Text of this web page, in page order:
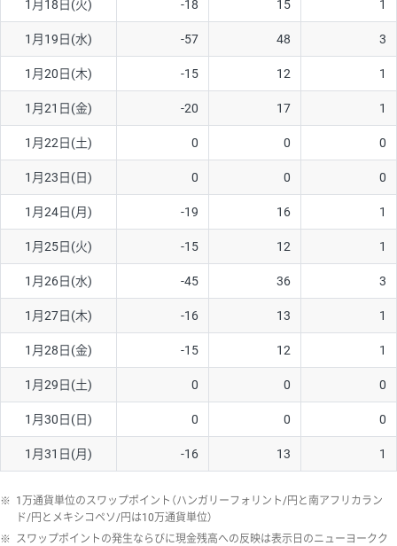
1月18日(火) -18 15 1
1月19日(水) -57 48 3
1月20日(木) -15 12 1
1月21日(金) -20 17 1
1月22日(土) 0 0 0
1月23日(日) 0 0 0
1月24日(月) -19 16 1
1月25日(火) -15 12 1
1月26日(水) -45 36 3
1月27日(木) -16 13 1
1月28日(金) -15 12 1
1月29日(土) 0 0 0
1月30日(日) 0 0 0
1月31日(月) -16 13 1
※ 1万通貨単位のスワップポイント（ハンガリーフォリント/円と南アフリカラン
ド/円とメキシコペソ/円は10万通貨単位）
※ スワップポイントの発生ならびに現金残高への反映は表示日のニューヨークク